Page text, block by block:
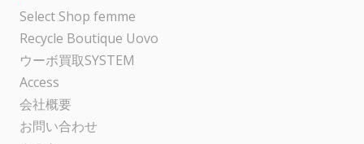
ョ
ン
Select Shop femme
Recycle Boutique Uovo
ウーボ買取SYSTEM
Access
会社概要
お問い合わせ